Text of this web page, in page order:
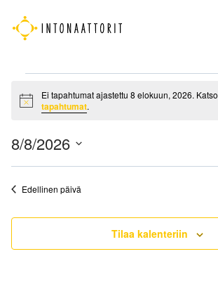
sisältöön
for
elokuun,
2026
Notice
Ei tapahtumat ajastettu 8 elokuun, 2026. Katso
tapahtumat.
8/8/2026
Edellinen päivä
Tilaa kalenteriin